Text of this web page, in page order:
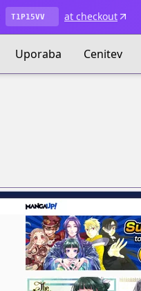
T1P15VV at checkout
Uporaba Cenitev